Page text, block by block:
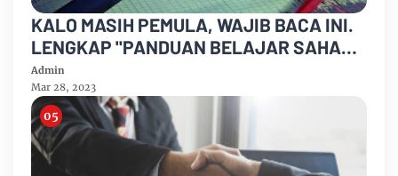
KALO MASIH PEMULA, WAJIB BACA INI.
LENGKAP "PANDUAN BELAJAR SAHAM
UNTUK PEMULA"
Admin
Mar 28, 2023